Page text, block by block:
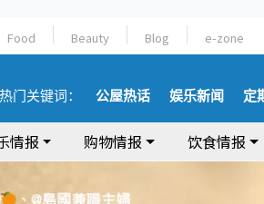
Food Beauty Blog e-zone
热门关键词： 公屋热话 娱乐新闻 定
情报 购物情报 饮食情报